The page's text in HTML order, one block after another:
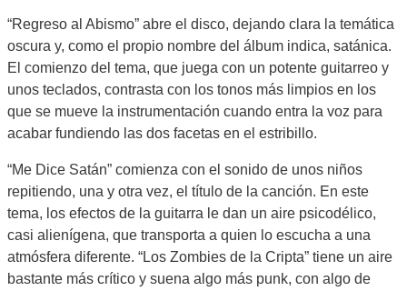
“Regreso al Abismo” abre el disco, dejando clara la temática
oscura y, como el propio nombre del álbum indica, satánica.
El comienzo del tema, que juega con un potente guitarreo y
unos teclados, contrasta con los tonos más limpios en los
que se mueve la instrumentación cuando entra la voz para
acabar fundiendo las dos facetas en el estribillo.
“Me Dice Satán” comienza con el sonido de unos niños
repitiendo, una y otra vez, el título de la canción. En este
tema, los efectos de la guitarra le dan un aire psicodélico,
casi alienígena, que transporta a quien lo escucha a una
atmósfera diferente. “Los Zombies de la Cripta” tiene un aire
bastante más crítico y suena algo más punk, con algo de